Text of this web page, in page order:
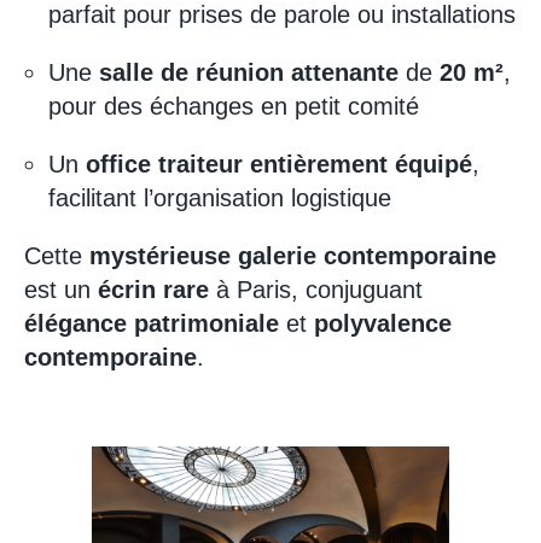
parfait pour prises de parole ou installations
Une salle de réunion attenante de 20 m²,
pour des échanges en petit comité
Un office traiteur entièrement équipé,
facilitant l’organisation logistique
Cette mystérieuse galerie contemporaine
est un écrin rare à Paris, conjuguant
élégance patrimoniale et polyvalence
contemporaine.